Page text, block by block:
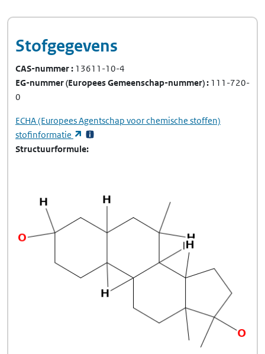
Stofgegevens
CAS-nummer 13611-10-4
EG-nummer(Europees Gemeenschap-nummer) 111-720-
0
ECHA(Europees Agentschap voor chemische stoffen)
stofinformatie
(opent in een nieuw tabblad)
Structuurformule